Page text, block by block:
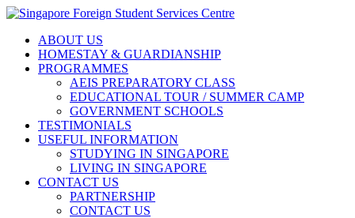
ABOUT US
HOMESTAY & GUARDIANSHIP
PROGRAMMES
AEIS PREPARATORY CLASS
EDUCATIONAL TOUR / SUMMER CAMP
GOVERNMENT SCHOOLS
TESTIMONIALS
USEFUL INFORMATION
STUDYING IN SINGAPORE
LIVING IN SINGAPORE
CONTACT US
PARTNERSHIP
CONTACT US